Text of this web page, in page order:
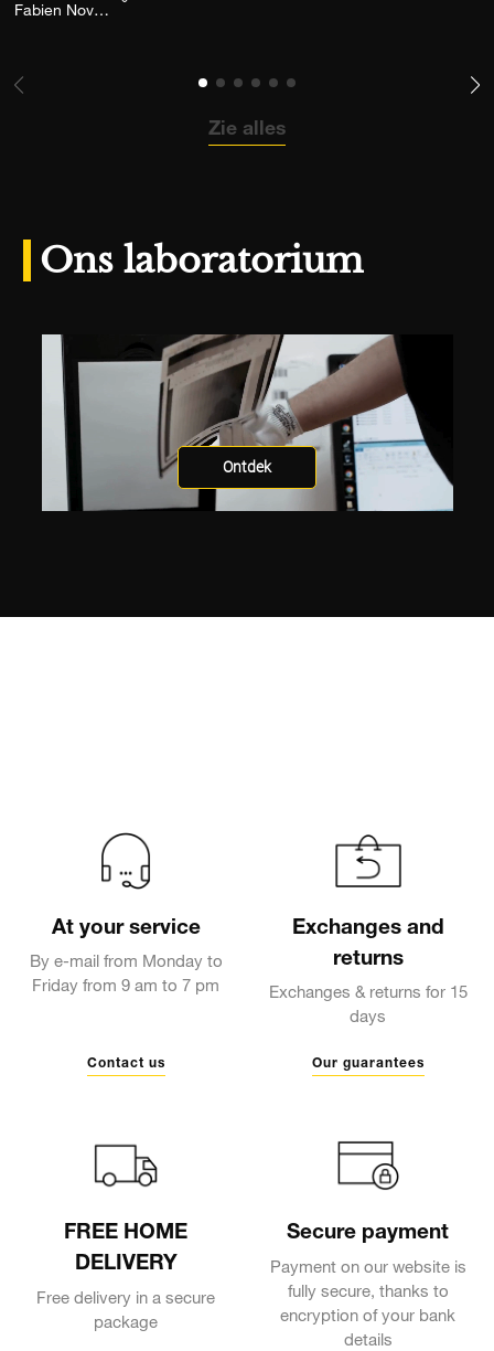
Fabien Novarino
Zie alles
Ons laboratorium
Ontdek
At your service
By e-mail from Monday to
Friday from 9 am to 7 pm
Contact us
Exchanges and
returns
Exchanges & returns for 15
days
Our guarantees
FREE HOME
DELIVERY
Free delivery in a secure
package
Secure payment
Payment on our website is
fully secure, thanks to
encryption of your bank
details